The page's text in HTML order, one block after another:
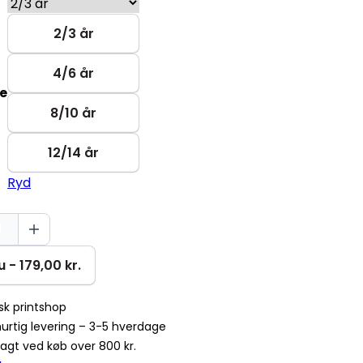
2/3 år
4/6 år
8/10 år
12/14 år
Ryd
- 179,00 kr.
printshop
levering – 3-5 hverdage
ved køb over 800 kr.